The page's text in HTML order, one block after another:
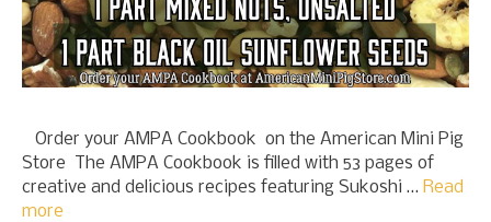
Order your AMPA Cookbook on the American Mini Pig
Store The AMPA Cookbook is filled with 53 pages of
creative and delicious recipes featuring Sukoshi … Read
more